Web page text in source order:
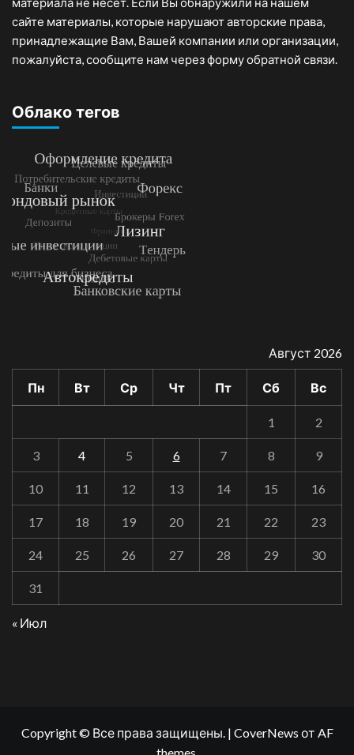
сайте материалы, которые нарушают авторские права,
принадлежащие Вам, Вашей компании или организации,
пожалуйста, сообщите нам через форму обратной связи.
Облако тегов
Август 2026
Пн Вт Ср Чт Пт Сб Вс
1 2
3 4 5 6 7 8 9
10 11 12 13 14 15 16
17 18 19 20 21 22 23
24 25 26 27 28 29 30
31
« Июл
Copyright © Все права защищены. | CoverNews от AF